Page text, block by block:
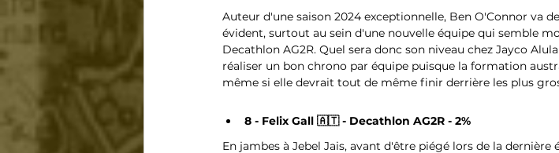
Auteur d'une saison 2024 exceptionnelle, Ben O'Connor va
évident, surtout au sein d'une nouvelle équipe qui semble
Decathlon AG2R. Quel sera donc son niveau chez Jayco
réaliser un bon chrono par équipe puisque la formation
même si elle devrait tout de même finir derrière les plus
8 - Felix Gall 🇦🇹 - Decathlon AG2R - 2%
En jambes à Jebel Jais, avant d'être piégé lors de la dernière